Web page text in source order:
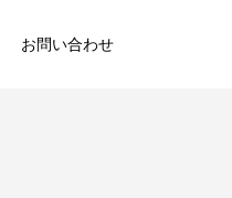
お問い合わせ